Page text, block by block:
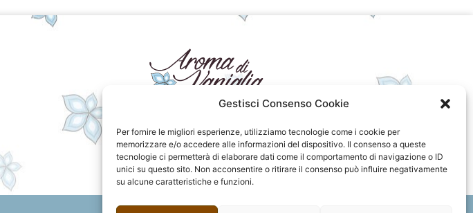
Gestisci Consenso Cookie
Per fornire le migliori esperienze, utilizziamo tecnologie come i cookie per
memorizzare e/o accedere alle informazioni del dispositivo. Il consenso a queste
tecnologie ci permetterà di elaborare dati come il comportamento di navigazione o ID
unici su questo sito. Non acconsentire o ritirare il consenso può influire negativamente
su alcune caratteristiche e funzioni.
F
a
c
e
I
n
s
t
P
i
n
t
F
l
i
c